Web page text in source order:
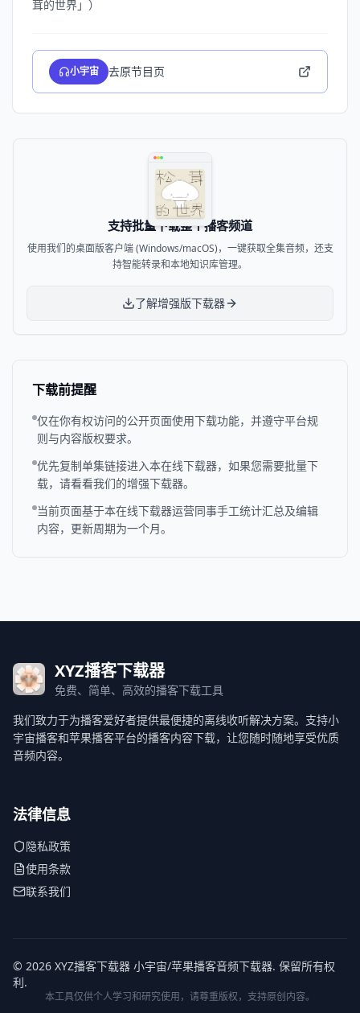
小宇宙 去原节目页
支持批量下载整个播客频道
使用我们的桌面版客户端 (Windows/macOS)，一键获取全集音频，还支
持智能转录和本地知识库管理。
了解增强版下载器
下载前提醒
仅在你有权访问的公开页面使用下载功能，并遵守平台规
则与内容版权要求。
优先复制单集链接进入本在线下载器，如果您需要批量下
载，请看看我们的增强下载器。
当前页面基于本在线下载器运营同事手工统计汇总及编辑
内容，更新周期为一个月。
XYZ播客下载器
免费、简单、高效的播客下载工具
我们致力于为播客爱好者提供最便捷的离线收听解决方案。支持小
宇宙播客和苹果播客平台的播客内容下载，让您随时随地享受优质
音频内容。
法律信息
隐私政策
使用条款
联系我们
© 2026 XYZ播客下载器 小宇宙/苹果播客音频下载器. 保留所有权
利.
本工具仅供个人学习和研究使用，请尊重版权，支持原创内容。